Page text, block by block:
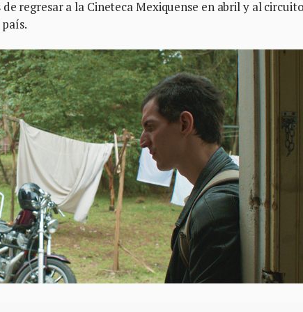
regresar a la Cineteca Mexiquense en abril y al